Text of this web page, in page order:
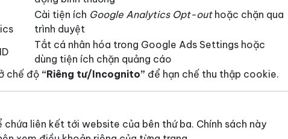
Cài tiện ích Google Analytics Opt-outhoặc chặn qua
trình duyệt
Tắt cá nhân hóa trong Google Ads Settings hoặc
dùng tiện ích chặn quảng cáo
chế độ “Riêng tư/Incognito” để hạn chế thu thập cookie.
liên kết tới website của bên thứ ba. Chính sách này